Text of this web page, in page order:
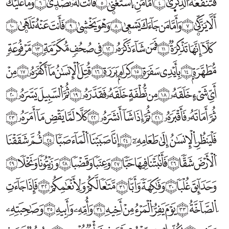
وَهۡوَ يَخۡشۭيٰ ﴿9﴾
فَأَنتَ عَنۡهُ تَلَهّۭيٰ ﴿10﴾
كَلَّآ إِنَّهَا تَذۡكِرَةٞ ﴿11﴾
فَمَن شَآءَ ذَكَرَهُۥ ﴿12﴾
فِي صُحُفٖ مُّكَرَّمَةٖ ﴿13﴾
مَّرۡفُوعَةٖ مُّطَهَّرَةِۢ ﴿14﴾
بِأَيۡدِي سَفَرَةٖ ﴿15﴾
كِرَامِۢ بَرَرَةٖ ﴿16﴾
قُتِلَ اَ۬لۡإِنسَٰنُ مَآ أَكۡفَرَهُۥ ﴿17﴾
مِنۡ أَيِّ شَيۡءٍ خَلَقَهُۥ ﴿18﴾
مِن نُّطۡفَةٍ خَلَقَهُۥ فَقَدَّرَهُۥ ﴿19﴾
ثُمَّ اَ۬لسَّبِيلَ يَسَّرَهُۥ ﴿20﴾
ثُمَّ أَمَاتَهُۥ فَأَقۡبَرَهُۥ ﴿21﴾
ثُمَّ إِذَا شَآ أَنشَرَهُۥ ﴿22﴾
كَلَّا لَمَّا يَقۡضِ مَآ أَمَرَهُۥ ﴿23﴾
فَلۡيَنظُرِ اِ۬لۡإِنسَٰنُ إِلَىٰ طَعَامِهِۦٓ ﴿24﴾
إِنَّا صَبَبۡنَا اَ۬لۡمَآءَ صَبّٗا ﴿25﴾
ثُمَّ شَقَقۡنَا اَ۬لۡأَرۡضَ شَقّٗا ﴿26﴾
فَأَنۢبَتۡنَا فِيهَا حَبّٗا ﴿27﴾